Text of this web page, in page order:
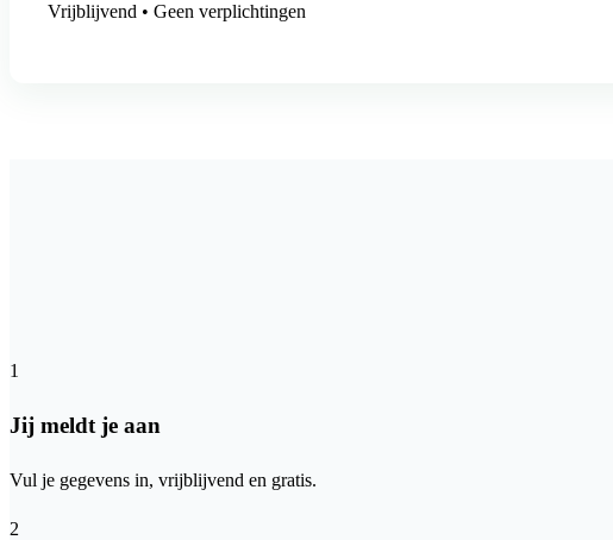
Vrijblijvend • Geen verplichtingen
1
Jij meldt je aan
Vul je gegevens in, vrijblijvend en gratis.
2